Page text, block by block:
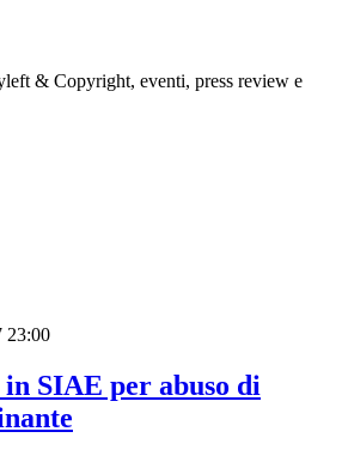
& Copyright, eventi, press review e
23:00
SIAE per abuso di